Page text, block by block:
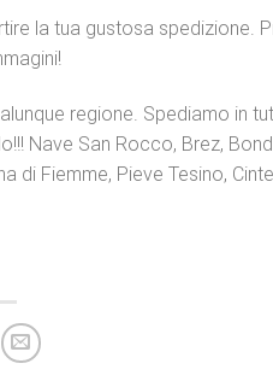
la tua gustosa spedizione.
regione. Spediamo in
Nave San Rocco, Brez,
di Fiemme, Pieve Tesino,